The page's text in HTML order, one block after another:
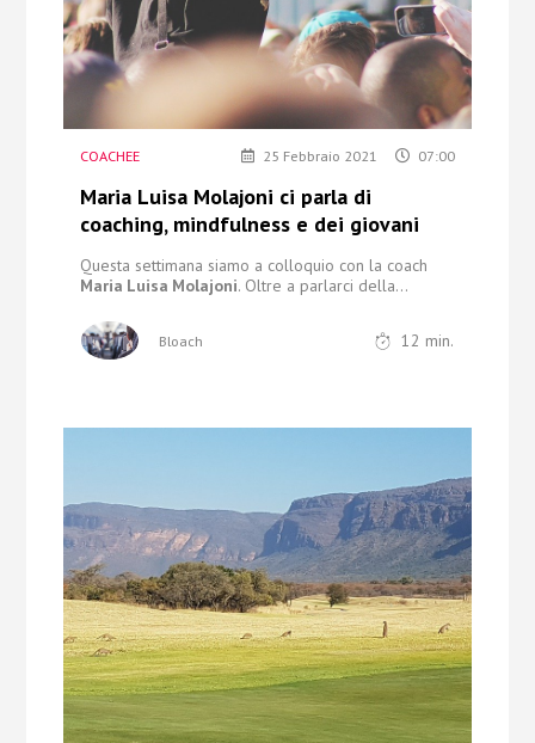
COACHEE 25 Febbraio 2021 07:00
Maria Luisa Molajoni ci parla di
coaching, mindfulness e dei giovani
Questa settimana siamo a colloquio con la coach
Maria Luisa Molajoni. Oltre a parlarci della...
Bloach 12 min.